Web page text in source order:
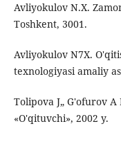
Avliyokulov N.X.
Toshkent, 3001.
Avliyokulov N7X.
texnologiyasi amaliy
Tolipova J„ G'ofurov
«O'qituvchi», 2002 y.